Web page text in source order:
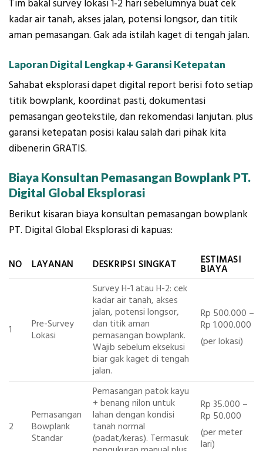
Tim bakal survey lokasi 1-2 hari sebelumnya buat cek
kadar air tanah, akses jalan, potensi longsor, dan titik
aman pemasangan. Gak ada istilah kaget di tengah jalan.
Laporan Digital Lengkap + Garansi Ketepatan
Sahabat eksplorasi dapet digital report berisi foto setiap
titik bowplank, koordinat pasti, dokumentasi
pemasangan geotekstile, dan rekomendasi lanjutan. plus
garansi ketepatan posisi kalau salah dari pihak kita
dibenerin GRATIS.
Biaya Konsultan Pemasangan Bowplank PT.
Digital Global Eksplorasi
Berikut kisaran biaya konsultan pemasangan bowplank
PT. Digital Global Eksplorasi di kapuas:
NO LAYANAN DESKRIPSI SINGKAT ESTIMASI
BIAYA
1
Pre-Survey
Lokasi
Survey H-1 atau H-2: cek
kadar air tanah, akses
jalan, potensi longsor,
dan titik aman
pemasangan bowplank.
Wajib sebelum eksekusi
biar gak kaget di tengah
jalan.
Rp 500.000 –
Rp 1.000.000
(per lokasi)
2
Pemasangan
Bowplank
Standar
Pemasangan patok kayu
+ benang nilon untuk
lahan dengan kondisi
tanah normal
(padat/keras). Termasuk
Rp 35.000 –
Rp 50.000
(per meter
lari)